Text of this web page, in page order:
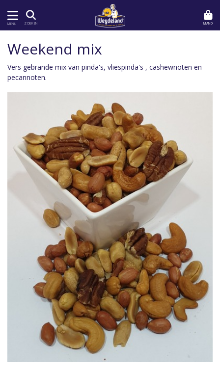
MENU ZOEKEN MAND
Weekend mix
Vers gebrande mix van pinda's, vliespinda's , cashewnoten en
pecannoten.